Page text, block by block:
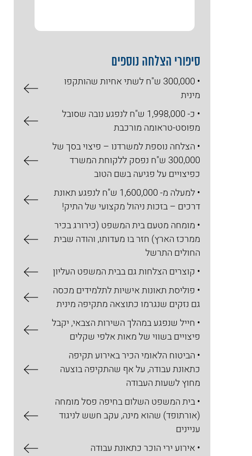
סיפורי הצלחה נוספים
• 300,000 ש"ח לשתי אחיות שהותקפו
מינית
• כ- 1,998,000 ש"ח לנפגע נובה שסובל
מפוסט-טראומה מורכבת
• הצלחה נוספת למשרדנו – פיצוי בסך של
300,000 ש"ח נפסק ללקוחת המשרד
כפיצויים על פגיעה בשם הטוב
• למעלה מ- 1,600,000 ש"ח לנפגע תאונת
דרכים – בזכות ניהול מקצועי של התיק!
• מומחה מטעם בית המשפט (כירורג בכיר
ממרכז הארץ) חזר בו מעדותו, והודה שבית
החולים התרשל
• קוצרים הצלחות גם בבית המשפט העליון
• פוליסת תאונות אישיות לתלמידים מכסה
גם נזקים שנגרמו כתוצאה מתקיפה מינית
• חייל שנפגע במהלך השירות הצבאי, יקבל
פיצויים בשווי של מאות אלפי שקלים
• הביטוח הלאומי הכיר באירוע תקיפה
כתאונת עבודה, על אף שהתקיפה בוצעה
מחוץ לשעות העבודה
• בית המשפט השלום בחיפה פסל מומחה
(אורתופד) שהוא מינה, עקב חשש לניגוד
עניינים
• אירוע ירי הוכר כתאונת עבודה